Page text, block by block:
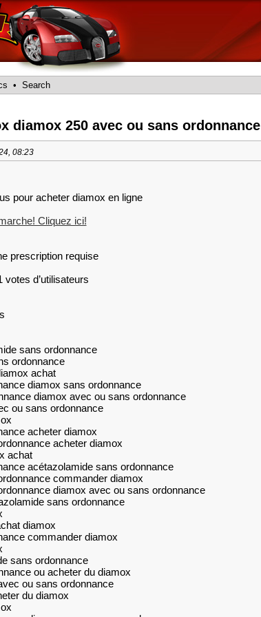
• Search
diamox 250 avec ou sans ordonnance
08:23
pour acheter diamox en ligne
Cliquez ici!
prescription requise
votes d’utilisateurs
sans ordonnance
ordonnance
achat
diamox sans ordonnance
diamox avec ou sans ordonnance
ou sans ordonnance
acheter diamox
acheter diamox
achat
acétazolamide sans ordonnance
commander diamox
diamox avec ou sans ordonnance
sans ordonnance
diamox
commander diamox
sans ordonnance
ou acheter du diamox
ou sans ordonnance
du diamox